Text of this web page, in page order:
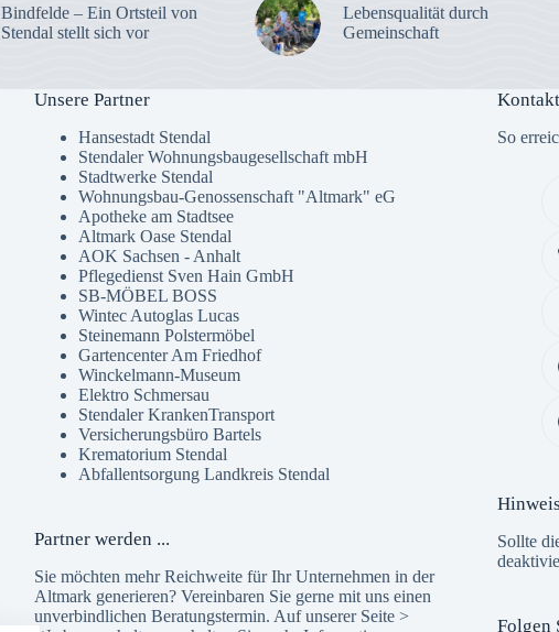
Bindfelde – Ein Ortsteil von
Stendal stellt sich vor
Lebensqualität durch
Gemeinschaft
Unsere Partner
Hansestadt Stendal
Stendaler Wohnungsbaugesellschaft mbH
Stadtwerke Stendal
Wohnungsbau-Genossenschaft "Altmark" eG
Apotheke am Stadtsee
Altmark Oase Stendal
AOK Sachsen - Anhalt
Pflegedienst Sven Hain GmbH
SB-MÖBEL BOSS
Wintec Autoglas Lucas
Steinemann Polstermöbel
Gartencenter Am Friedhof
Winckelmann-Museum
Elektro Schmersau
Stendaler KrankenTransport
Versicherungsbüro Bartels
Krematorium Stendal
Abfallentsorgung Landkreis Stendal
Partner werden ...
Sie möchten mehr Reichweite für Ihr Unternehmen in der
Altmark generieren? Vereinbaren Sie gerne mit uns einen
unverbindlichen Beratungstermin. Auf unserer Seite >
So
Sollte
Folgen